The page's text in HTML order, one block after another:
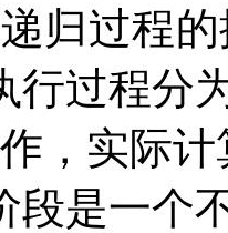
递归过程
行过程分
，实际
段是一个